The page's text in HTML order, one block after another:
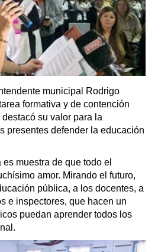
municipal Rodrigo
formativa y de contención
su valor para la
presentes defender la educación
muestra de que todo el
amor. Mirando el futuro,
pública, a los docentes, a
e inspectores, que hacen un
puedan aprender todos los